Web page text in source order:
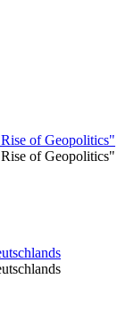
of Geopolitics"
of Geopolitics"